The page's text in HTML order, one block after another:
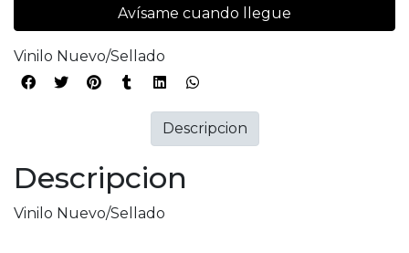
Avísame cuando llegue
Vinilo Nuevo/Sellado
Descripcion
Vinilo Nuevo/Sellado
Descripcion